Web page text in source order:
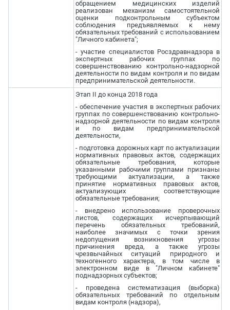
обращением медицинских изделий
реализован механизм самостоятельной
оценки подконтрольным субъектом
соблюдения предъявляемых к нему
обязательных требований с использованием
"Личного кабинета";
- участие специалистов Росздравнадзора в
экспертных рабочих группах по
совершенствованию контрольно-надзорной
деятельности по видам контроля и по видам
предпринимательской деятельности.
Этап II до конца 2018 года
- обеспечение участия в экспертных рабочих
группах по совершенствованию контрольно-
надзорной деятельности по видам контроля
и по видам предпринимательской
деятельности,
- подготовка дорожных карт по актуализации
нормативных правовых актов, содержащих
обязательные требования, которые
указанными рабочими группами признаны
требующими актуализации, а также
принятие нормативных правовых актов,
актуализующих соответствующие
обязательные требования;
- внедрено использование проверочных
листов, содержащих исчерпывающий
перечень обязательных требований,
наиболее значимых с точки зрения
недопущения возникновения угрозы
причинения вреда, а также угрозы
чрезвычайных ситуаций природного и
техногенного характера, в том числе в
электронном виде в "Личном кабинете"
поднадзорных субъектов;
- проведена систематизация (выборка)
обязательных требований по отдельным
видам контроля (надзора),